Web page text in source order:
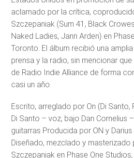
aclamado por la crítica,
Szczepaniak (Sum 41, Black
Naked Ladies, Jann Arden) en
Toronto. El álbum recibió una
prensa y la radio, sin mencionar
de Radio Indie Alliance de forma
casi un año.
Escrito, arreglado por On (Di Santo,
Di Santo – voz, bajo Dan Cornelius
guitarras Producida por ON y
Diseñado, mezclado y masterizado
Szczepaniak en Phase One